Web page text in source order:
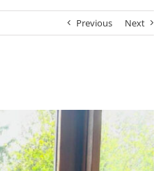
Previous Next